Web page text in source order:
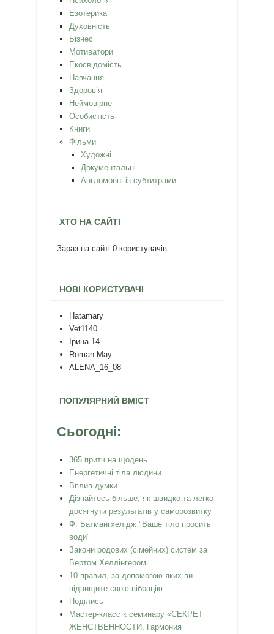
Езотерика
Духовність
Бізнес
Мотиватори
Екосвідомість
Навчання
Здоров’я
Неймовірне
Особистість
Книги
Фільми
Художні
Документальні
Англомовні із субтитрами
ХТО НА САЙТІ
Зараз на сайті 0 користувачів.
НОВІ КОРИСТУВАЧІ
Hatamary
Vet1140
Ірина 14
Roman May
ALENA_16_08
ПОПУЛЯРНИЙ ВМІСТ
Сьогодні:
365 притч на щодень
Енергетичні тіла людини
Вплив думки
Дізнайтесь більше, як швидко та легко
досягнути результатів у саморозвитку
Ф. Батмангхелідж "Ваше тіло просить
води"
Закони родових (сімейних) систем за
Бертом Хеллінгером
10 правил, за допомогою яких ви
підвищите свою вібрацію
Поділись
Мастер-класс к семинару «СЕКРЕТ
ЖЕНСТВЕННОСТИ. Гармония